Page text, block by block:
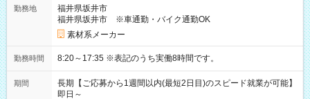
勤務地
福井県坂井市
福井県坂井市 ※車通勤・バイク通勤OK
素材系メーカー
勤務時間 8:20～17:35 ※表記のうち実働8時間です。
期間
長期【ご応募から1週間以内(最短2日目)のスピード就業が可能】
即日～